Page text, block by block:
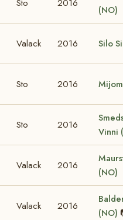
Sto 2016
(NO)
Valack 2016 Silo
Sto 2016
Sto 2016
Vinni
Valack 2016
(NO)
Valack 2016
(NO)